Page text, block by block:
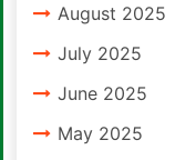
August 2025
July 2025
June 2025
May 2025